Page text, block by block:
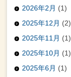
2026年2月 (1)
2025年12月 (2)
2025年11月 (1)
2025年10月 (1)
2025年6月 (1)